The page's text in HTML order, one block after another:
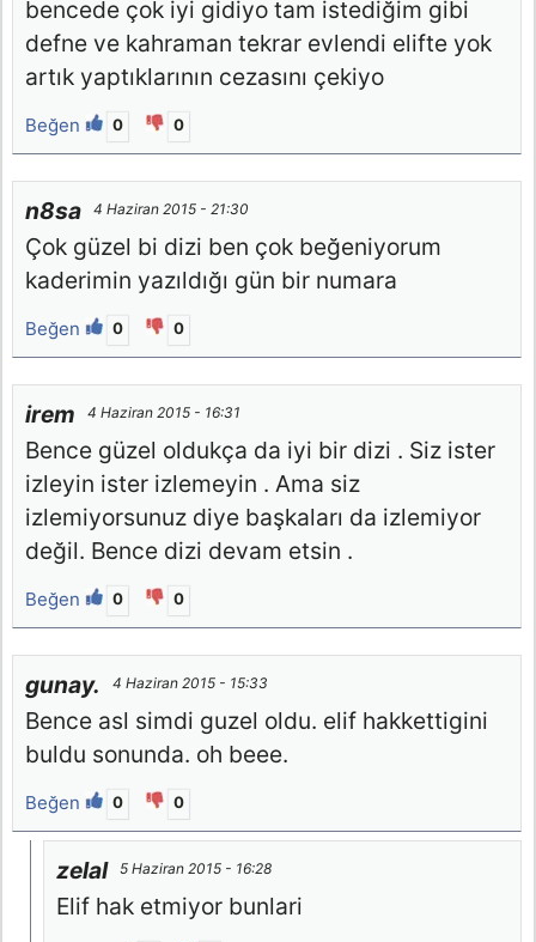
bencede çok iyi gidiyo tam istediğim gibi
defne ve kahraman tekrar evlendi elifte yok
artık yaptıklarının cezasını çekiyo
Beğen 0 0
n8sa 4 Haziran 2015 - 21:30
Çok güzel bi dizi ben çok beğeniyorum
kaderimin yazıldığı gün bir numara
Beğen 0 0
irem 4 Haziran 2015 - 16:31
Bence güzel oldukça da iyi bir dizi . Siz ister
izleyin ister izlemeyin . Ama siz
izlemiyorsunuz diye başkaları da izlemiyor
değil. Bence dizi devam etsin .
Beğen 0 0
gunay. 4 Haziran 2015 - 15:33
Bence asl simdi guzel oldu. elif hakkettigini
buldu sonunda. oh beee.
Beğen 0 0
zelal 5 Haziran 2015 - 16:28
Elif hak etmiyor bunlari